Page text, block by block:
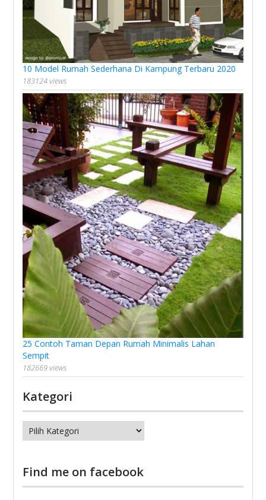
10 Model Rumah Sederhana Di Kampung Terbaru 2020
183124 views
25 Contoh Taman Depan Rumah Minimalis Lahan
Sempit
182669 views
Kategori
Kategori
Find me on facebook